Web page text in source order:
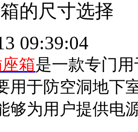
的尺寸选择
09:39:04
箱是一款专门
用于防空洞地下
够为用户提供电